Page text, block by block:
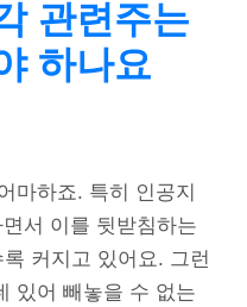
관련주는
하나요
마하죠. 특히 인공지
서 이를 뒷받침하는
커지고 있어요. 그런
있어 빼놓을 수 없는